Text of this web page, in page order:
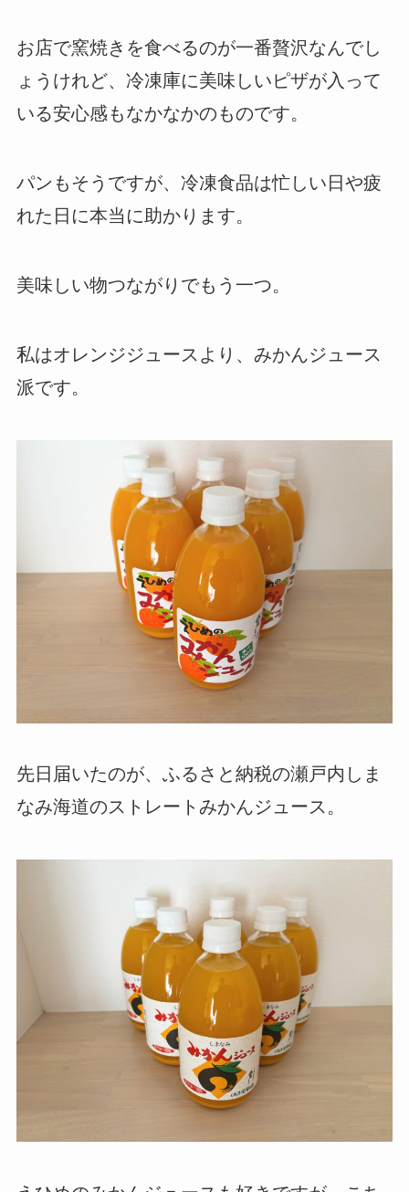
お店で窯焼きを食べるのが一番贅沢なんでし
ょうけれど、冷凍庫に美味しいピザが入って
いる安心感もなかなかのものです。
パンもそうですが、冷凍食品は忙しい日や疲
れた日に本当に助かります。
美味しい物つながりでもう一つ。
私はオレンジジュースより、みかんジュース
派です。
先日届いたのが、ふるさと納税の瀬戸内しま
なみ海道のストレートみかんジュース。